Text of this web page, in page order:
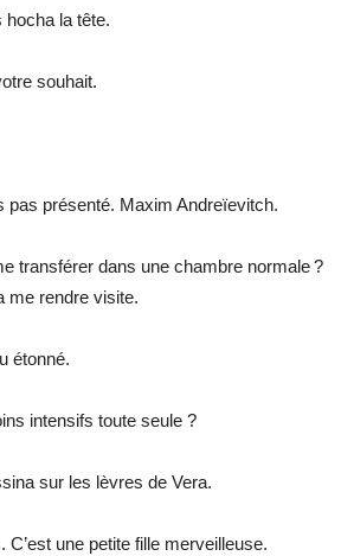
hocha la tête.
souhait.
présenté. Maxim Andreïevitch.
dans une chambre normale ?
me rendre visite.
étonné.
intensifs toute seule ?
sur les lèvres de Vera.
une petite fille merveilleuse.